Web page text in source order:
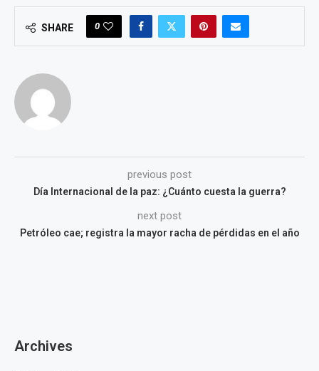
SHARE 0
previous post
Día Internacional de la paz: ¿Cuánto cuesta la guerra?
next post
Petróleo cae; registra la mayor racha de pérdidas en el año
Archives